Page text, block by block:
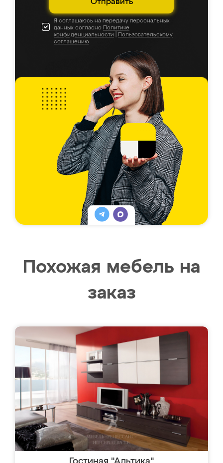
Отправить
Я соглашаюсь на передачу персональных
данных согласно Политике
конфиденциальности
Пользовательскому
соглашению
Похожая мебель на
заказ